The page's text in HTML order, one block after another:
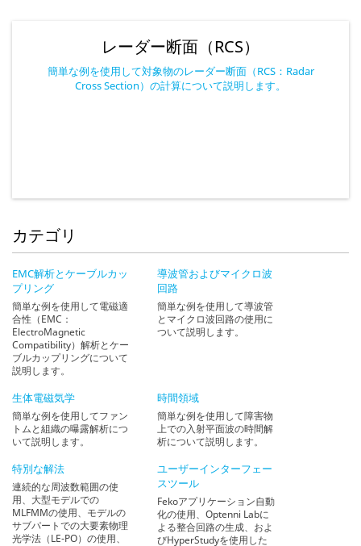
レーダー断面（RCS）
簡単な例を使用して対象物のレーダー断面（RCS：Radar
Cross Section）の計算について説明します。
カテゴリ
EMC解析とケーブルカッ
プリング
簡単な例を使用して電磁適
合性（EMC：
ElectroMagnetic
Compatibility）解析とケー
ブルカップリングについて
説明します。
導波管およびマイクロ波
回路
簡単な例を使用して導波管
とマイクロ波回路の使用に
ついて説明します。
生体電磁気学
簡単な例を使用してファン
トムと組織の曝露解析につ
いて説明します。
時間領域
簡単な例を使用して障害物
上での入射平面波の時間解
析について説明します。
特別な解法
連続的な周波数範囲の使
用、大型モデルでの
MLFMMの使用、モデルの
サブパートでの大要素物理
光学法（LE-PO）の使用、
ユーザーインターフェー
スツール
Fekoアプリケーション自動
化の使用、Optenni Labに
よる整合回路の生成、およ
びHyperStudyを使用した